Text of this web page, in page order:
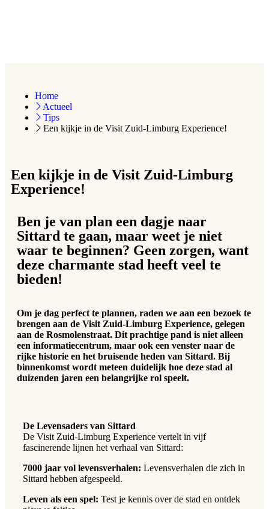
Home
Actueel
Tips
Een kijkje in de Visit Zuid-Limburg Experience!
Een kijkje in de Visit Zuid-Limburg
Experience!
Ben je van plan een dagje naar
Sittard te gaan, maar weet je niet
waar te beginnen? Geen zorgen, want
deze charmante stad heeft veel te
bieden!
Om je dag perfect te plannen, raden we aan een bezoek te
brengen aan de Visit Zuid-Limburg Experience, gelegen
aan de Rosmolenstraat. Dit prachtige pand is niet alleen
een informatiecentrum, maar ook een venster naar de
rijke historie en het bruisende heden van Sittard. Bij
binnenkomst wordt meteen duidelijk hoe deze stad al
duizenden jaren een belangrijke rol speelt.
De Levensaders van Sittard
De Visit Zuid-Limburg Experience vertelt in vijf
fascinerende lijnen het verhaal van Sittard:
7000 jaar vol levensverhalen: Levensverhalen die zich in
Sittard hebben afgespeeld.
Leven als een spel: Test je kennis over de stad en ontdek